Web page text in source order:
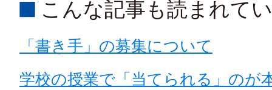
こんな記事も読まれて
「書き手」の募集について
学校の授業で「当てられる」のが